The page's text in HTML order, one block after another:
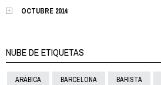
OCTUBRE 2014
NUBE DE ETIQUETAS
ARÁBICA BARCELONA BARISTA